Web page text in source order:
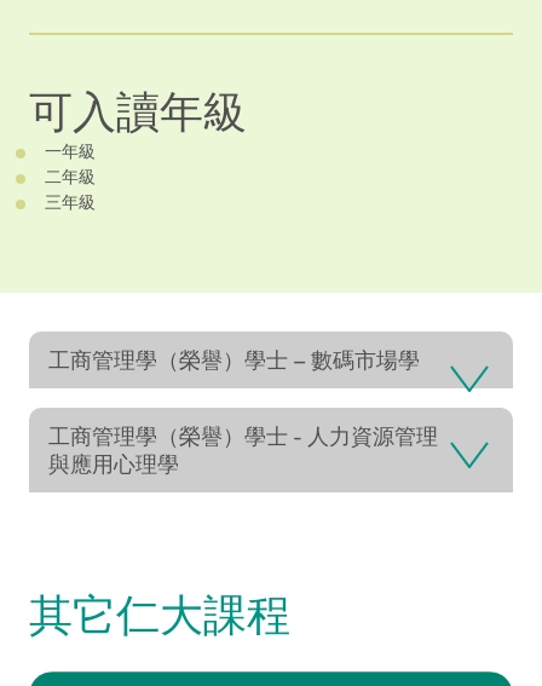
可入讀年級
一年級
二年級
三年級
工商管理學（榮譽）學士 – 數碼市場學
工商管理學（榮譽）學士 - 人力資源管理
與應用心理學
其它仁大課程
Video Title